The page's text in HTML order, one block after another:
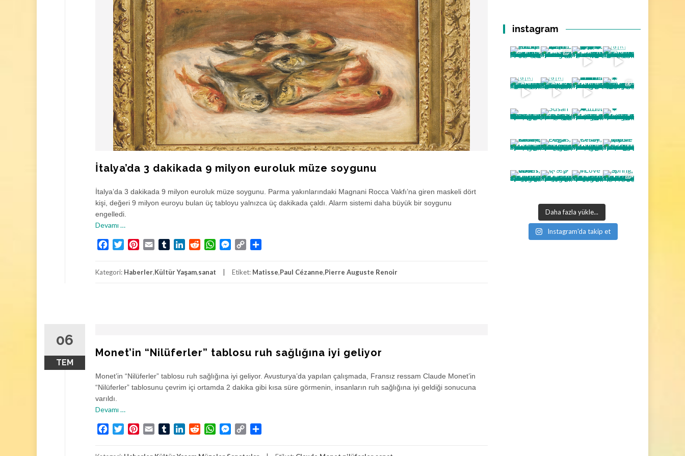
İtalya’da 3 dakikada 9 milyon euroluk müze soygunu
İtalya’da 3 dakikada 9 milyon euroluk müze soygunu. Parma yakınlarındaki Magnani Rocca Vakfı’na giren maskeli dört
kişi, değeri 9 milyon euroyu bulan üç tabloyu yalnızca üç dakikada çaldı. Alarm sistemi daha büyük bir soygunu
engelledi.
Devamı
k
ı
y
’
d
3
d
a
…
FacebookTwitterPinterest
Email TumblrLinkedInRedditWhatsApp
Messenger
Copy
Kategori: Haberler,Kültür Yaşam,sanat Etiket: Matisse,Paul Cézanne,Pierre Auguste Renoir
06
TEM
Monet’in “Nilüferler” tablosu ruh sağlığına iyi geliyor
Monet’in “Nilüferler” tablosu ruh sağlığına iyi geliyor. Avusturya’da yapılan çalışmada, Fransız ressam Claude Monet’in
“Nilüferler” tablosunu çevrim içi ortamda 2 dakika gibi kısa süre görmenin, insanların ruh sağlığına iyi geldiği sonucuna
varıldı.
Devamı
k
ı
…
FacebookTwitterPinterest
Email TumblrLinkedInRedditWhatsApp
Messenger
Copy
instagram
Daha fazla yükle...
Instagram'da takip et